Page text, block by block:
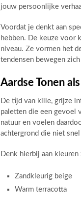
jouw persoonlijke
Voordat je denkt aan
hebben. De keuze voor
niveau. Ze vormen het
tendensen bewegen
Aardse Tonen
De tijd van kille, grijze
paletten die een gevoel
natuur en voelen
achtergrond die niet
Denk hierbij aan kleuren
Zandkleurig beige
Warm terracotta